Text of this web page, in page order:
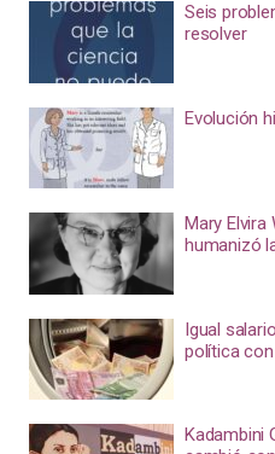
Seis
resolver
Evolución
Mary
humanizó
Igual
política
Kadambini